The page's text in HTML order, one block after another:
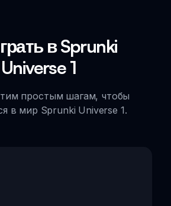
в Sprunki
Universe 1
простым шагам, чтобы
в мир Sprunki Universe 1.